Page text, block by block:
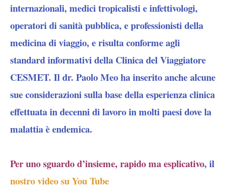
internazionali, medici tropicalisti e infettivologi,
operatori di sanità pubblica, e professionisti della
medicina di viaggio, e risulta conforme agli
standard informativi della Clinica del Viaggiatore
CESMET. Il dr. Paolo Meo ha inserito anche alcune
sue considerazioni sulla base della esperienza clinica
effettuata in decenni di lavoro in molti paesi dove la
malattia è endemica.
Per uno sguardo d’insieme, rapido ma esplicativo, il
nostro video su You Tube